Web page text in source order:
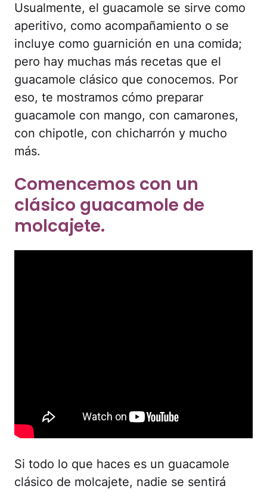
Usualmente, el guacamole se sirve como
aperitivo, como acompañamiento o se
incluye como guarnición en una comida;
pero hay muchas más recetas que el
guacamole clásico que conocemos. Por
eso, te mostramos cómo preparar
guacamole con mango, con camarones,
con chipotle, con chicharrón y mucho
más.
Comencemos con un
clásico guacamole de
molcajete.
Si todo lo que haces es un guacamole
clásico de molcajete, nadie se sentirá